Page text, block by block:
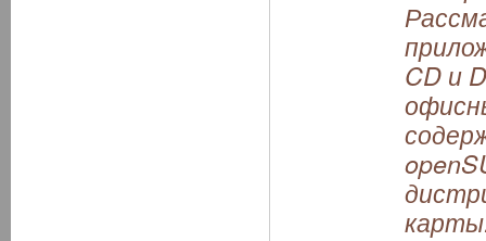
CD и